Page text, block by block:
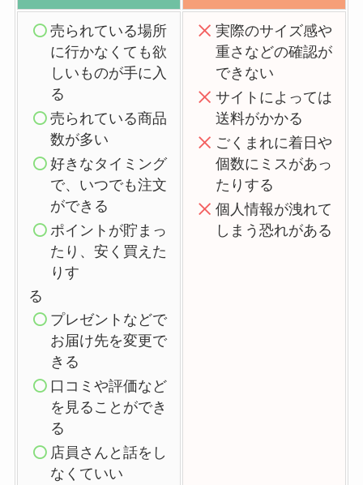
売られている場所
に行かなくても欲
しいものが手に入
る
売られている商品
数が多い
好きなタイミング
で、いつでも注文
ができる
ポイントが貯まっ
たり、安く買えた
りす
る
プレゼントなどで
お届け先を変更で
きる
口コミや評価など
を見ることができ
る
店員さんと話をし
なくていい
実際のサイズ感や
重さなどの確認が
できない
サイトによっては
送料がかかる
ごくまれに着日や
個数にミスがあっ
たりする
個人情報が洩れて
しまう恐れがある